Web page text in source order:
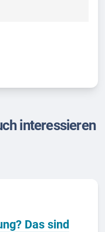
interessieren
Das sind